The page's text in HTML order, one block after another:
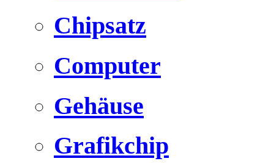
Chipsatz
Computer
Gehäuse
Grafikchip